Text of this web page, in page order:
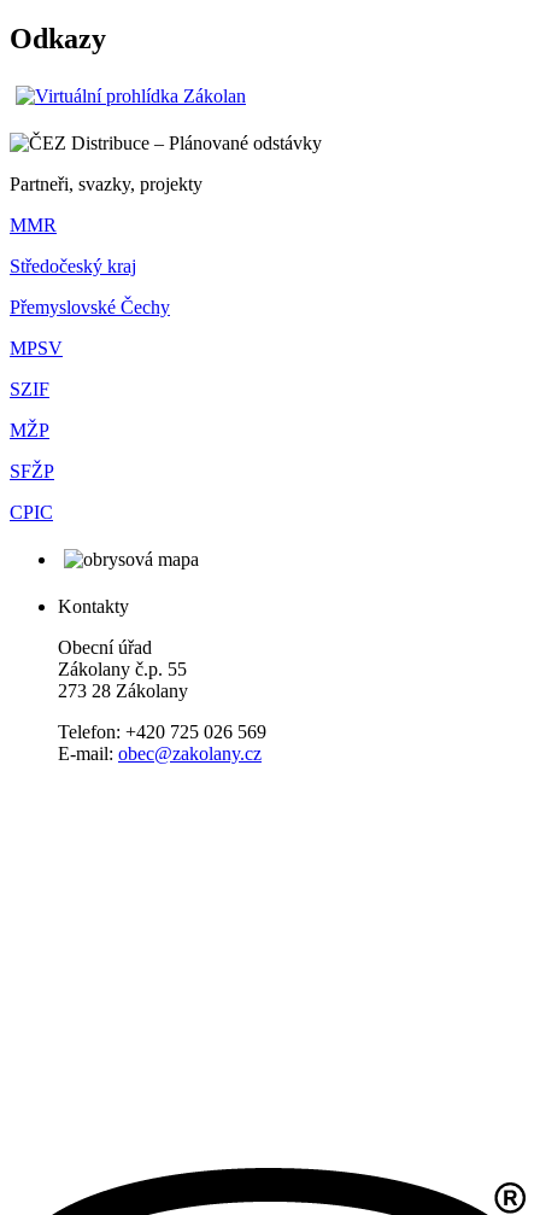
Odkazy
Partneři, svazky, projekty
MMR
Středočeský kraj
Přemyslovské Čechy
MPSV
SZIF
MŽP
SFŽP
CPIC
Kontakty
Obecní úřad
Zákolany č.p. 55
273 28 Zákolany
Telefon: +420 725 026 569
E-mail: obec@zakolany.cz